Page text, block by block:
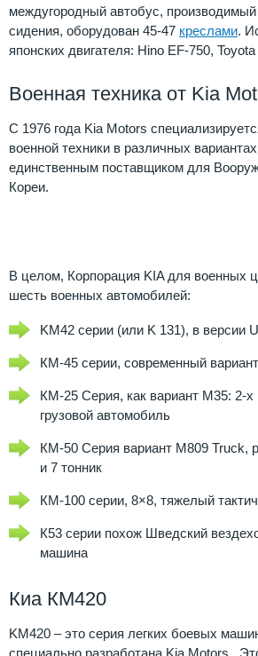
междугородный автобус,
сидения, оборудован 45-47 креслами.
японских двигателя: Hino EF-750,
Военная техника от Kia
C 1976 года Kia Motors
военной техники в различных
единственным поставщиком для
Кореи.
техника
В целом, Корпорация KIA для военных
шесть военных автомобилей:
KM42 серии (или K 131), в версии
КМ-45 серии, современный
КМ-25 Серия, как вариант M35: 2-
грузовой автомобиль
КМ-50 Серия вариант M809 Truck,
и 7 тонник
КМ-100 серии, 8×8, тяжелый
К53 серии похож Шведский
машина
Киа КМ420
KM420 – это серия легких боевых
специально разработана Kia Motors .